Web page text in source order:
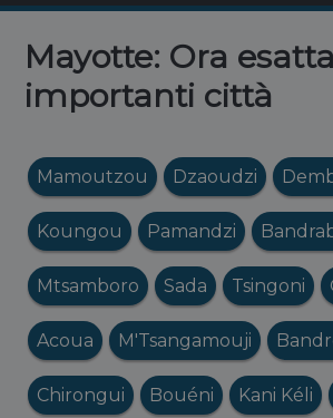
Mayotte: Ora
importanti città
Mamoutzou Dzaoudzi
Koungou Pamandzi
Mtsamboro Sada Tsingoni
Acoua M'Tsangamouji
Chirongui Bouéni Kani Kéli